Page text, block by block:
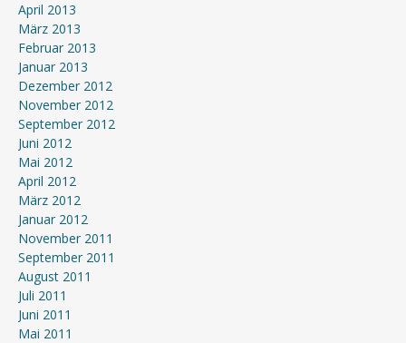
April 2013
März 2013
Februar 2013
Januar 2013
Dezember 2012
November 2012
September 2012
Juni 2012
Mai 2012
April 2012
März 2012
Januar 2012
November 2011
September 2011
August 2011
Juli 2011
Juni 2011
Mai 2011